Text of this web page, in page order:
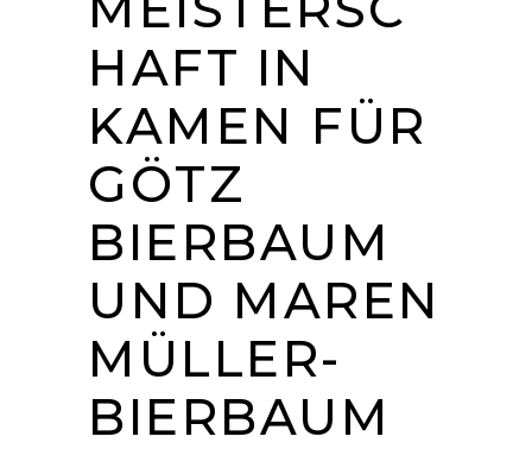
HAFT IN
KAMEN FÜR
GÖTZ
BIERBAUM
UND MAREN
MÜLLER-
BIERBAUM